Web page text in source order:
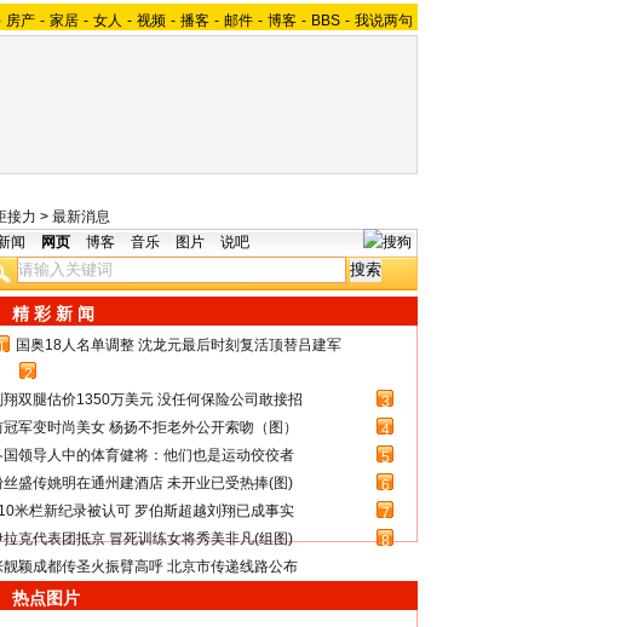
房产 - 家居 - 女人 - 视频 - 播客 - 邮件 - 博客 - BBS - 我说两句
接力 > 最新消息
闻 网页 博客 音乐 图片 说吧
精 彩 新 闻
国奥18人名单调整 沈龙元最后时刻复活顶替吕建军
2
翔双腿估价1350万美元 没任何保险公司敢接招
3
冠军变时尚美女 杨扬不拒老外公开索吻（图）
4
国领导人中的体育健将：他们也是运动佼佼者
5
丝盛传姚明在通州建酒店 未开业已受热捧(图)
6
米栏新纪录被认可 罗伯斯超越刘翔已成事实
7
拉克代表团抵京 冒死训练女将秀美非凡(组图)
8
靓颖成都传圣火振臂高呼 北京市传递线路公布
热点图片